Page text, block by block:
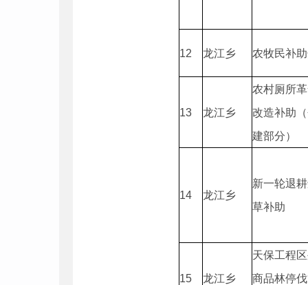
12 龙江乡 农牧民补
13 龙江乡
农村厕所
改造补助
建部分）
14 龙江乡
新一轮退
草补助
15 龙江乡
天保工程
商品林停